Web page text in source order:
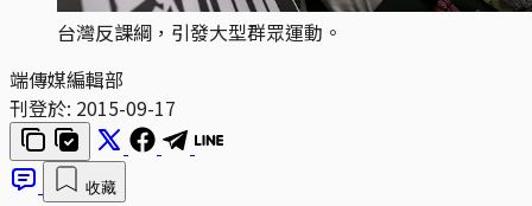
台灣反課綱，引發大型群眾運動。
端傳媒編輯部
刊登於: 2015-09-17
收藏